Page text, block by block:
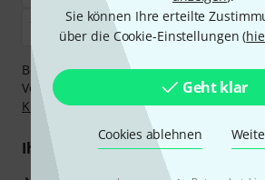
Sie können Ihre erteilte
über die Cookie-Einstellungen (
Geht klar
Cookies ablehnen
Bezahlen Sie vertraulich und sicher
Vorkasse, PayPal, Amazon Pay,Klarna
Klarna Ratenzahlungoder Kreditkarte.
Ihre Vorteile